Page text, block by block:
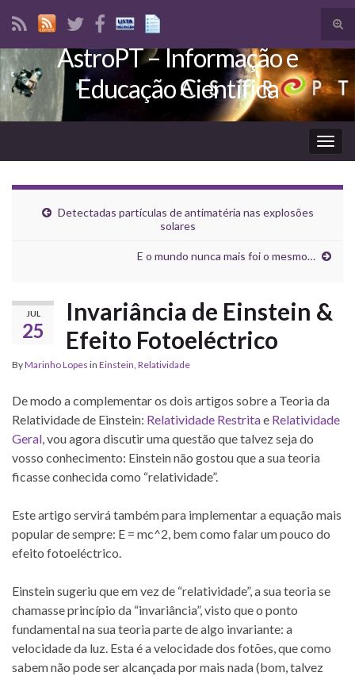
Search for:
AstroPT – Informação e
Educação Científica
Detectadas partículas de antimatéria nas explosões
solares
E o mundo nunca mais foi o mesmo…
JUL
25
Invariância de Einstein &
Efeito Fotoeléctrico
ByMarinho Lopes in Einstein, Relatividade
De modo a complementar os dois artigos sobre a Teoria da
Relatividade de Einstein: Relatividade Restritae Relatividade
Geral, vou agora discutir uma questão que talvez seja do
vosso conhecimento: Einstein não gostou que a sua teoria
ficasse conhecida como “relatividade”.
Este artigo servirá também para implementar a equação mais
popular de sempre: E = mc^2, bem como falar um pouco do
efeito fotoeléctrico.
Einstein sugeriu que em vez de “relatividade”, a sua teoria se
chamasse princípio da “invariância”, visto que o ponto
fundamental na sua teoria parte de algo invariante: a
velocidade da luz. Esta é a velocidade dos fotões, que como
sabem não pode ser alcançada por mais nada (bom, talvez